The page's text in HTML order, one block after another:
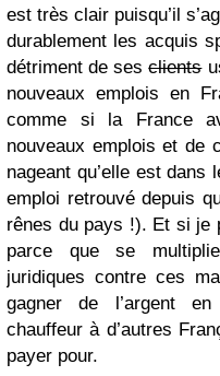
est très clair puisqu’il
durablement les acquis
détriment de sesclients
nouveaux emplois en
comme si la France
nouveaux emplois et de
nageant qu’elle est dans
emploi retrouvé depuis
rênes du pays !). Et si je
parce que se
juridiques contre ces
gagner de l’argent
chauffeur à d’autres
payer pour.